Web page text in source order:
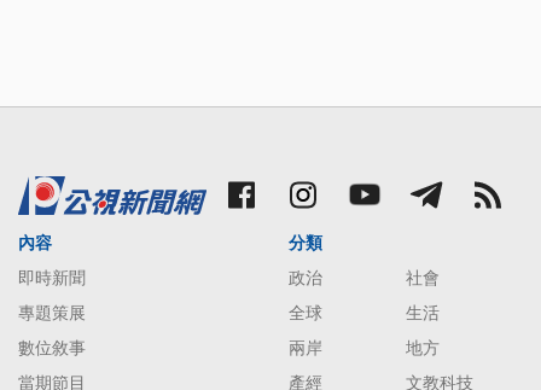
內容
即時新聞
專題策展
數位敘事
當期節目
分類
政治
社會
全球
生活
兩岸
地方
產經
文教科技